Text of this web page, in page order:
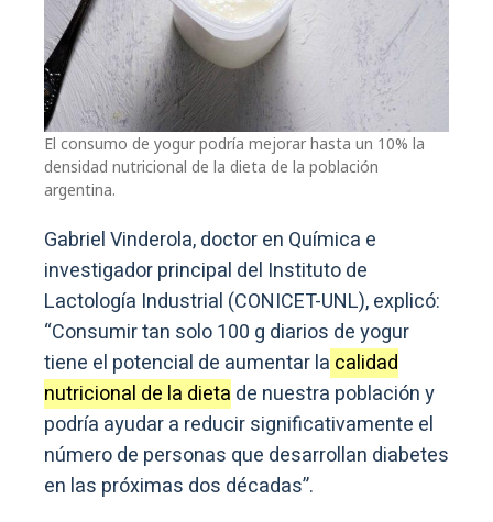
El consumo de yogur podría mejorar hasta un 10% la
densidad nutricional de la dieta de la población
argentina.
Gabriel Vinderola, doctor en Química e
investigador principal del Instituto de
Lactología Industrial (CONICET-UNL), explicó:
“Consumir tan solo 100 g diarios de yogur
tiene el potencial de aumentar la calidad
nutricional de la dieta de nuestra población y
podría ayudar a reducir significativamente el
número de personas que desarrollan diabetes
en las próximas dos décadas”.